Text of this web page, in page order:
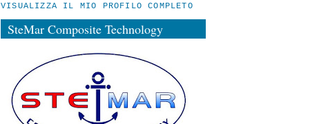
VISUALIZZA IL MIO PROFILO COMPLETO
SteMar Composite Technology